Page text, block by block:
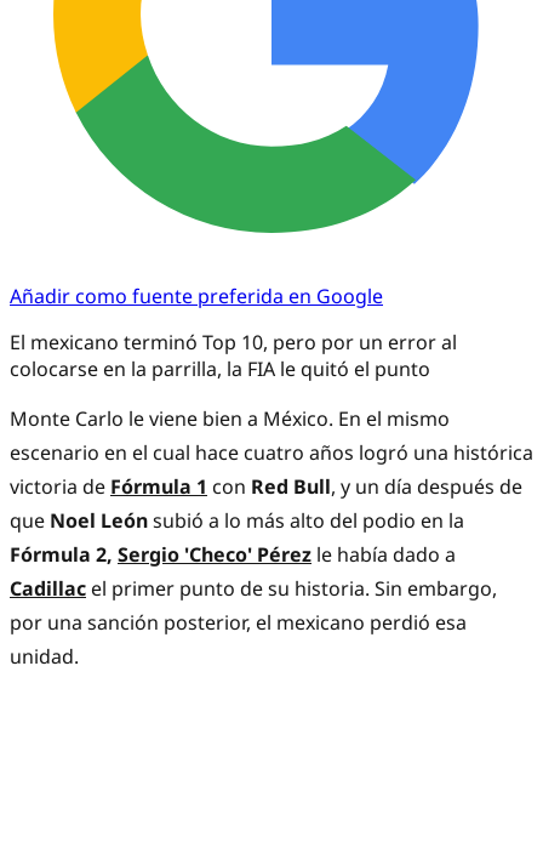
Añadir como fuente preferida en Google
El mexicano terminó Top 10, pero por un error al
colocarse en la parrilla, la FIA le quitó el punto
Monte Carlo le viene bien a México. En el mismo
escenario en el cual hace cuatro años logró una histórica
victoria de Fórmula 1 con Red Bull, y un día después de
que Noel Leónsubió a lo más alto del podio en la
Fórmula 2, Sergio 'Checo' Pérez le había dado a
Cadillac el primer punto de su historia. Sin embargo,
por una sanción posterior, el mexicano perdió esa
unidad.